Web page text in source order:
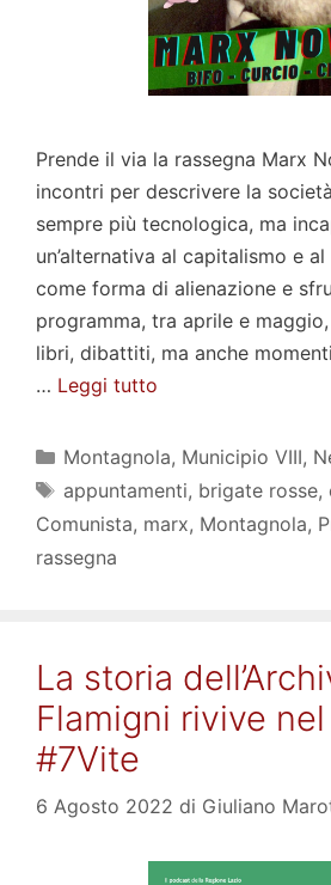
Prende il via la rassegna Marx
incontri per descrivere la
sempre più tecnologica, ma
un’alternativa al capitalismo e
come forma di alienazione e
programma, tra aprile e
libri, dibattiti, ma anche
… Leggi tutto
Categorie
Montagnola, Municipio VIII,
Tag
appuntamenti, brigate rosse,
Comunista, marx, Montagnola,
rassegna
La storia
Flamigni rivive
#7Vite
6 Agosto 2022 di Giuliano